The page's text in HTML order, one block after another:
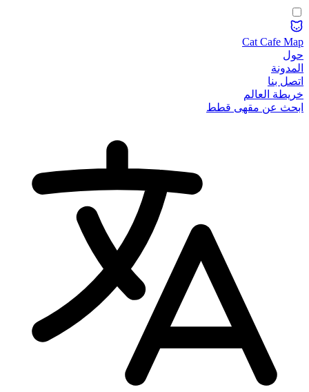
Cat Cafe Map
حول
المدونة
اتصل بنا
خريطة العالم
ابحث عن مقهى قطط